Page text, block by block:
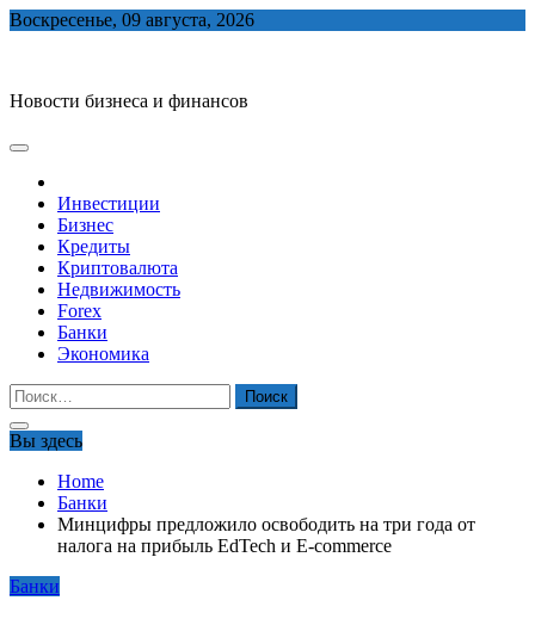
Skip
Воскресенье, 09 августа, 2026
Новости бизнеса и финансов
Инвестиции
Бизнес
Кредиты
Криптовалюта
Недвижимость
Forex
Банки
Экономика
Найти:
Вы здесь
Home
Банки
Минцифры предложило освободить на три года от
налога на прибыль EdTech и E-commerce
Банки